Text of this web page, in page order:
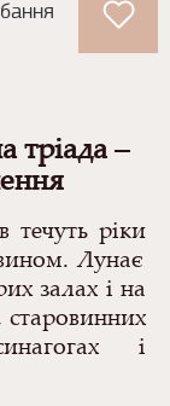
тріада –
втечуть ріки
Лунає
залах і на
старовинних
і